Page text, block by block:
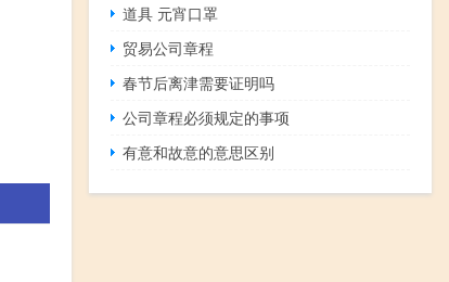
道具 元宵口罩
贸易公司章程
春节后离津需要证明吗
公司章程必须规定的事项
有意和故意的意思区别